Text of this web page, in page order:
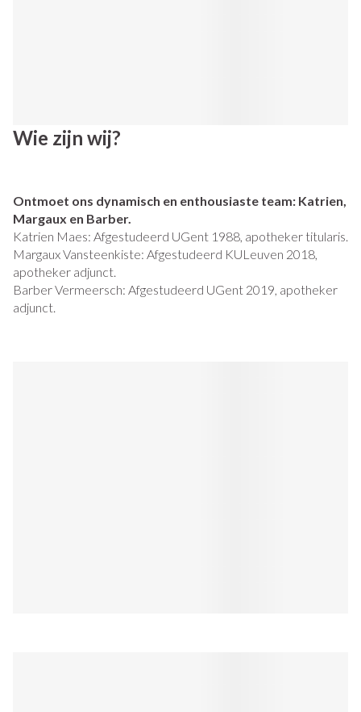
Wie zijn wij?
Ontmoet ons dynamisch en enthousiaste team: Katrien,
Margaux en Barber.
Katrien Maes: Afgestudeerd UGent 1988, apotheker titularis.
Margaux Vansteenkiste: Afgestudeerd KULeuven 2018,
apotheker adjunct.
Barber Vermeersch: Afgestudeerd UGent 2019, apotheker
adjunct.